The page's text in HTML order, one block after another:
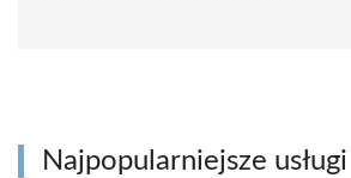
Najpopularniejsze